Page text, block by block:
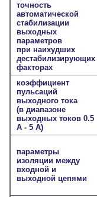
точность
автоматической
стабилизации
выходных
параметров
при наихудших
дестабилизирующих
факторах
коэффициент
пульсаций
выходного тока
(в диапазоне
выходных токов 0.5
А - 5 А)
параметры
изоляции между
входной и
выходной цепями